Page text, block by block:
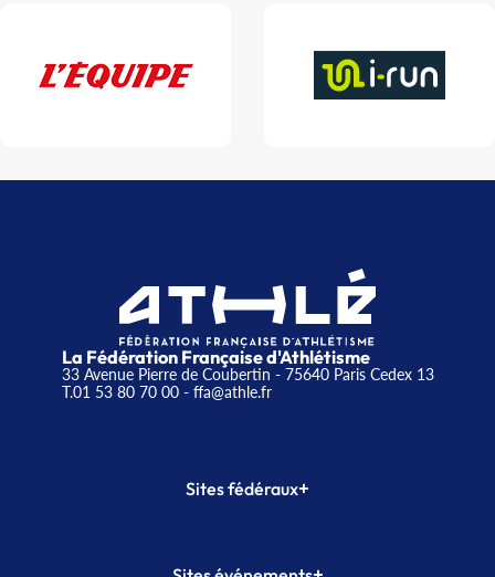
La Fédération Française d'Athlétisme
33 Avenue Pierre de Coubertin - 75640 Paris Cedex 13
T.01 53 80 70 00- ffa@athle.fr
Sites fédéraux+